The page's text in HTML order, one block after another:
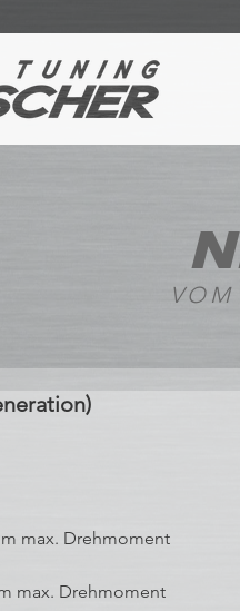
VOM
max. Drehmoment
max. Drehmoment